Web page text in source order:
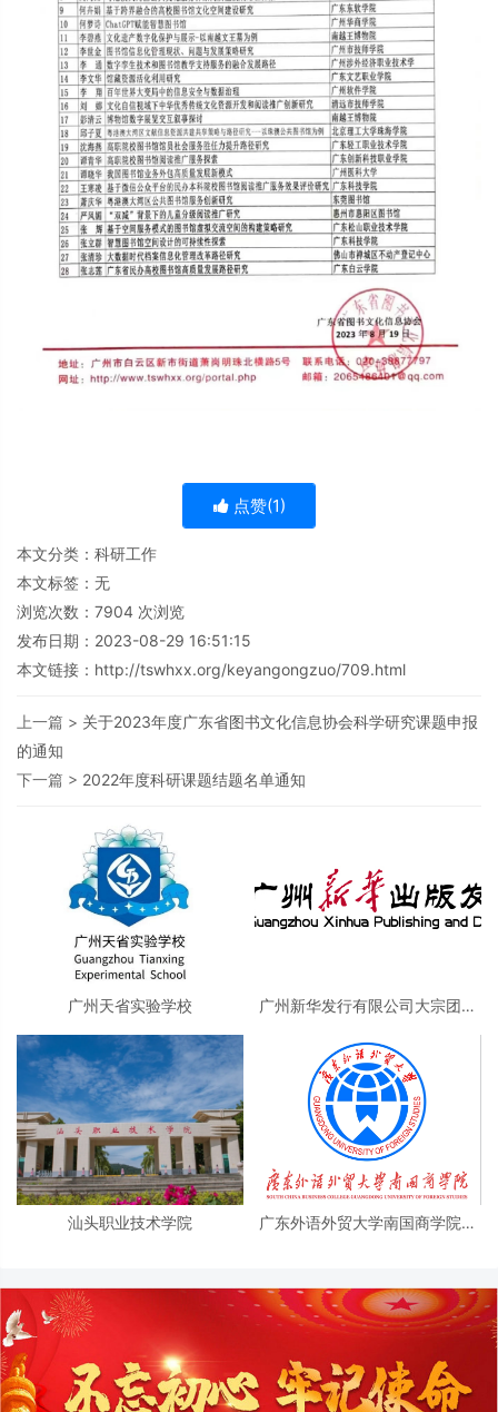
点赞(1)
本文分类： 科研工作
本文标签：无
浏览次数： 7904 次浏览
发布日期：2023-08-29 16:51:15
本文链接： http://tswhxx.org/keyangongzuo/709.html
上一篇 > 关于2023年度广东省图书文化信息协会科学研究课题申报
的通知
下一篇 > 2022年度科研课题结题名单通知
广州天省实验学校
广州新华发行有限公司大宗团购
汕头职业技术学院
广东外语外贸大学南国商学院图